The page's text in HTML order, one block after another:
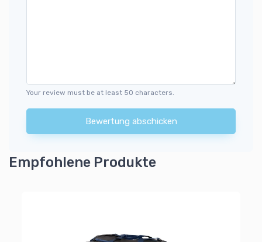
Your review must be at least 50 characters.
Bewertung abschicken
Empfohlene Produkte